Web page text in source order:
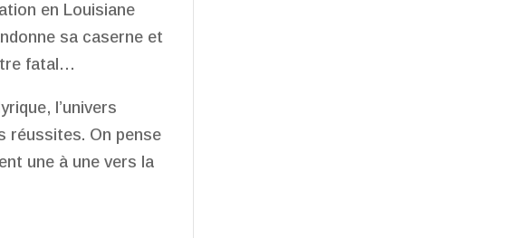
en Louisiane
sa caserne et
fatal…
l’univers
réussites. On pense
une à une vers la